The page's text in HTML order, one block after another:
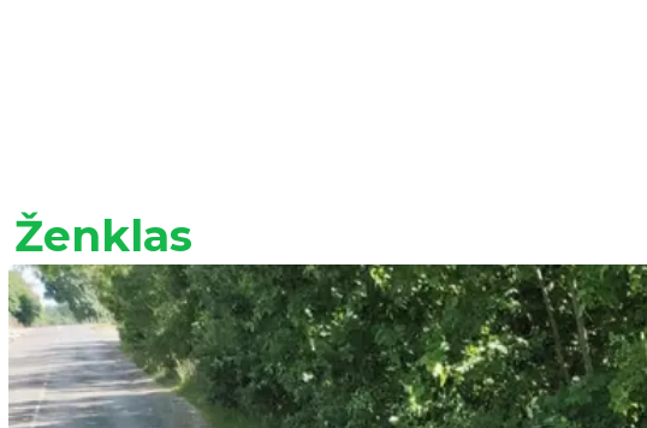
Ženklas